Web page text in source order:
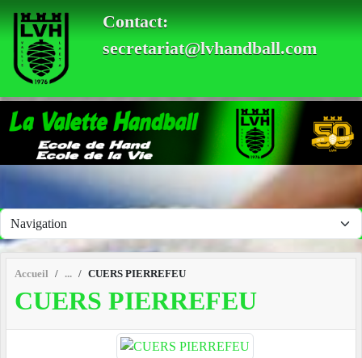
Contact:
secretariat@lvhandball.com
Accueil CUERS PIERREFEU
CUERS PIERREFEU
Panneau de gestion des cookies